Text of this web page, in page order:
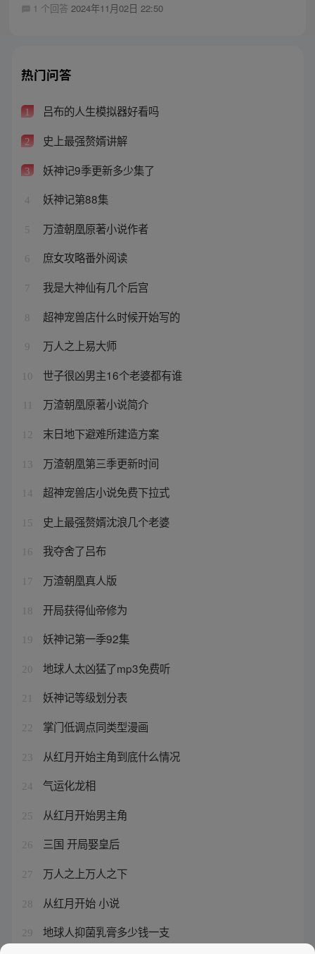
1 个回答 2024年11月02日 22:50
热门问答
1 吕布的人生模拟器好看吗
2 史上最强赘婿讲解
3 妖神记9季更新多少集了
4 妖神记第88集
5 万渣朝凰原著小说作者
6 庶女攻略番外阅读
7 我是大神仙有几个后宫
8 超神宠兽店什么时候开始写的
9 万人之上易大师
10 世子很凶男主16个老婆都有谁
万渣朝凰原著小说简介
12 末日地下避难所建造方案
13 万渣朝凰第三季更新时间
14 超神宠兽店小说免费下拉式
15 史上最强赘婿沈浪几个老婆
16 我夺舍了吕布
17 万渣朝凰真人版
18 开局获得仙帝修为
19 妖神记第一季92集
20 地球人太凶猛了mp3免费听
21 妖神记等级划分表
22 掌门低调点同类型漫画
23 从红月开始主角到底什么情况
24 气运化龙相
25 从红月开始男主角
26 三国 开局娶皇后
27 万人之上万人之下
28 从红月开始 小说
29
地球人抑菌乳膏多少钱一支